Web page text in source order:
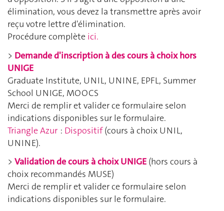
élimination, vous devez la transmettre après avoir
reçu votre lettre d'élimination.
Procédure complète ici.
> Demande d'inscription à des cours à choix hors
UNIGE
Graduate Institute, UNIL, UNINE, EPFL, Summer
School UNIGE, MOOCS
Merci de remplir et valider ce formulaire selon
indications disponibles sur le formulaire.
Triangle Azur : Dispositif(cours à choix UNIL,
UNINE).
> Validation de cours à choix UNIGE (hors cours à
choix recommandés MUSE)
Merci de remplir et valider ce formulaire selon
indications disponibles sur le formulaire.